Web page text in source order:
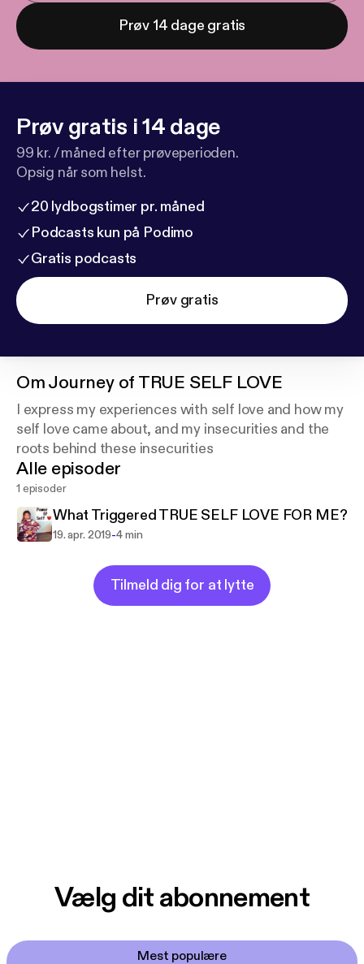
Prøv 14 dage gratis
Prøv gratis i 14 dage
99 kr. / måned efter prøveperioden.
Opsig når som helst.
20 lydbogstimer pr. måned
Podcasts kun på Podimo
Gratis podcasts
Prøv gratis
OmJourney of TRUE SELF LOVE
I express my experiences with self love and how my
self love came about, and my insecurities and the
roots behind these insecurities
Alle episoder
1 episoder
What Triggered TRUE SELF LOVE FOR ME?
19. apr. 2019-4 min
Tilmeld dig for at lytte
Vælg dit abonnement
Mest populære